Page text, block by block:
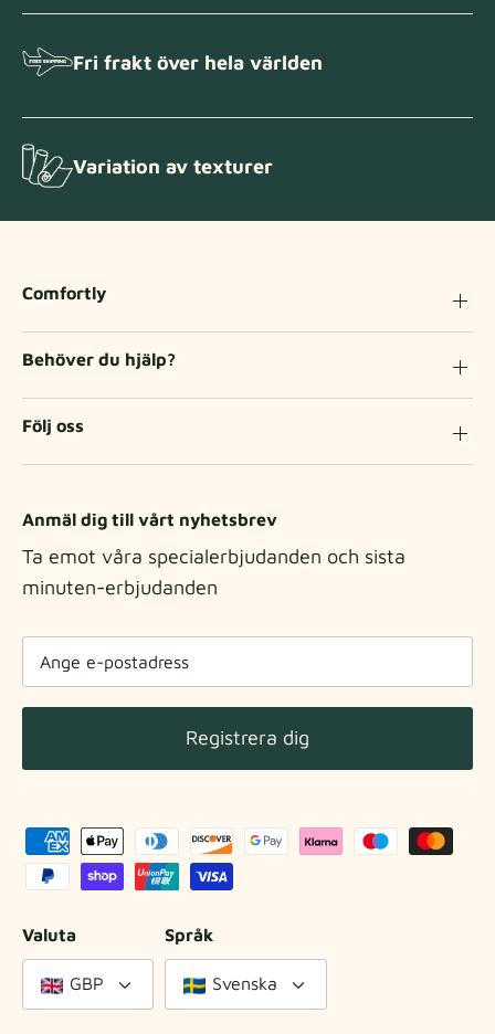
Fri frakt över hela världen
Variation av texturer
Anmäl dig till vårt nyhetsbrev
Ta emot våra specialerbjudanden och sista
minuten-erbjudanden
Registrera dig
Comfortly
Behöver du hjälp?
Följ oss
Valuta
GBP
Språk
Svenska